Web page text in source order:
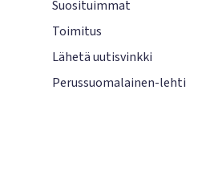
Suosituimmat
Toimitus
Lähetä uutisvinkki
Perussuomalainen-lehti